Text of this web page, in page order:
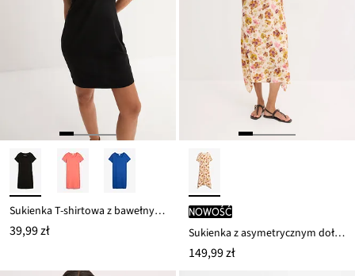
Sukienka T-shirtowa z bawełny organicznej ze stretchem
39,99 zł
nowość
Sukienka z asymetrycznym dołem
149,99 zł